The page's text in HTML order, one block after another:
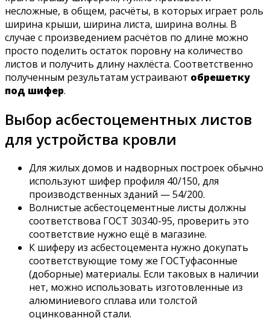
несложные, в общем, расчёты, в которых играет роль
ширина крыши, ширина листа, ширина волны. В
случае с произведением расчётов по длине можно
просто поделить остаток поровну на количество
листов и получить длину нахлёста. Соответственно
полученным результатам устраивают обрешетку
под шифер.
Выбор асбестоцементных листов
для устройства кровли
Для жилых домов и надворных построек обычно
используют шифер профиля 40/150, для
производственных зданий — 54/200.
Волнистые асбестоцементные листы должны
соответствова ГОСТ 30340-95, проверить это
соответствие нужно ещё в магазине.
К шиферу из асбестоцемента нужно докупать
соответствующие тому же ГОСТуфасонные
(доборные) материалы. Если таковых в наличии
нет, можно использовать изготовленные из
алюминиевого сплава или толстой
оцинкованной стали.